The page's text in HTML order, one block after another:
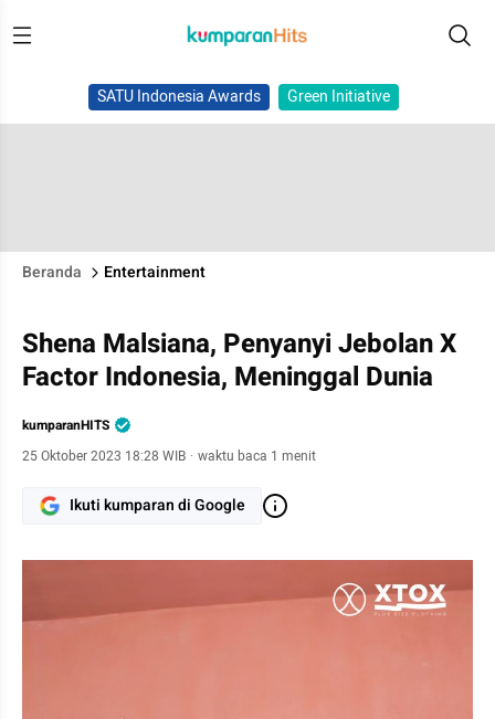
SATU Indonesia Awards Green Initiative
Beranda Entertainment
Shena Malsiana, Penyanyi Jebolan X
Factor Indonesia, Meninggal Dunia
kumparanHITS
25 Oktober 2023 18:28 WIB · waktu baca 1 menit
Ikuti kumparan di Google